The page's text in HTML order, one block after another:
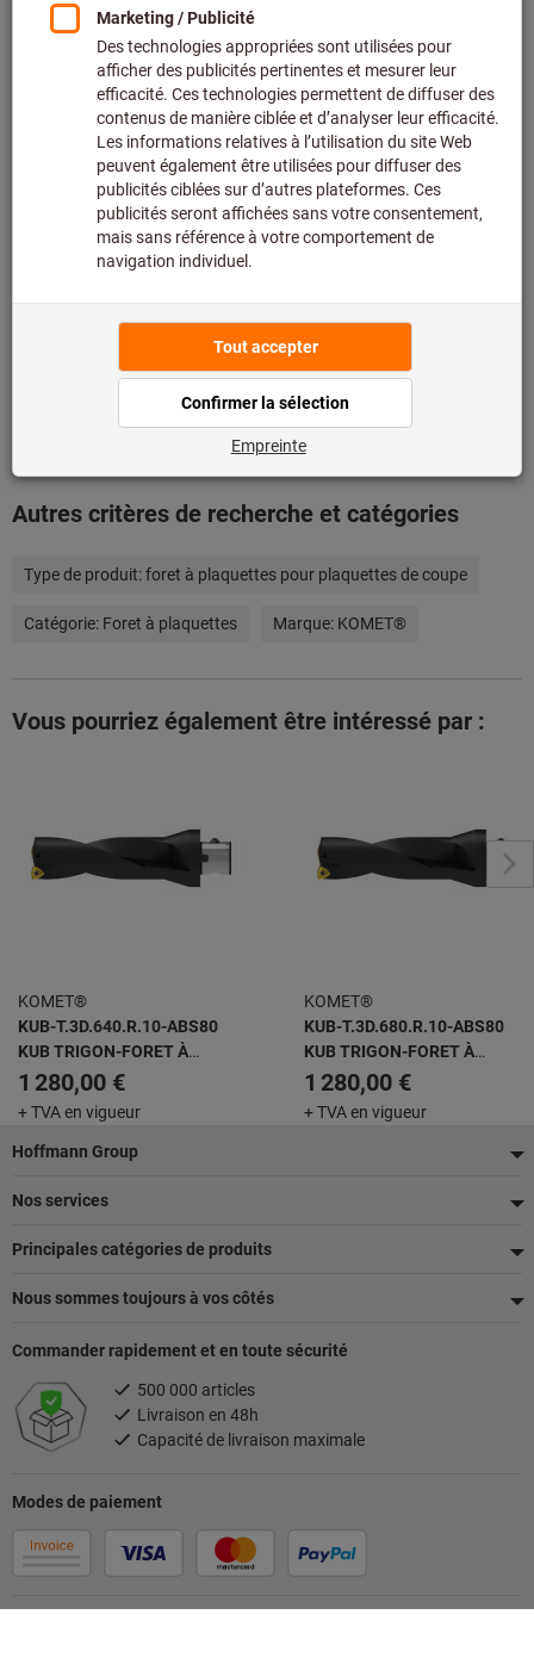
Nous commandons cet article pour vous directement
chez le fabricant, car il ne fait pas partie de notre
assortiment principal et n’est donc pas en stock chez
nous.Infos
Ajouter à la liste de favoris Partager l’article
Détails du produit
Description
Comparer avec des produits similaires
Autres critères de recherche et catégories
Type de produit:foret à plaquettes pour plaquettes de coupe
Catégorie: Foret à plaquettes Marque: KOMET®
Vous pourriez également être intéressé par :
KOMET®
KUB-T.3D.640.R.10-ABS80
KUB TRIGON-FORET À
PLAQUETTES AMOVIBLES
1 280,00 €
+ TVA en vigueur
KOMET®
KUB-T.3D.680.R.10-ABS80
KUB TRIGON-FORET À
PLAQUETTES AMOVIBLES
1 280,00 €
+ TVA en vigueur
Pied
de
page
Hoffmann Group
Nos services
Principales catégories de produits
Nous sommes toujours à vos côtés
Modes de paiement
Commander rapidement et en toute sécurité
500 000 articles
Livraison en 48h
Capacité de livraison maximale